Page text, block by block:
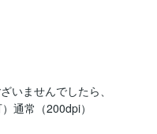
いませんでしたら、
（200dpi）